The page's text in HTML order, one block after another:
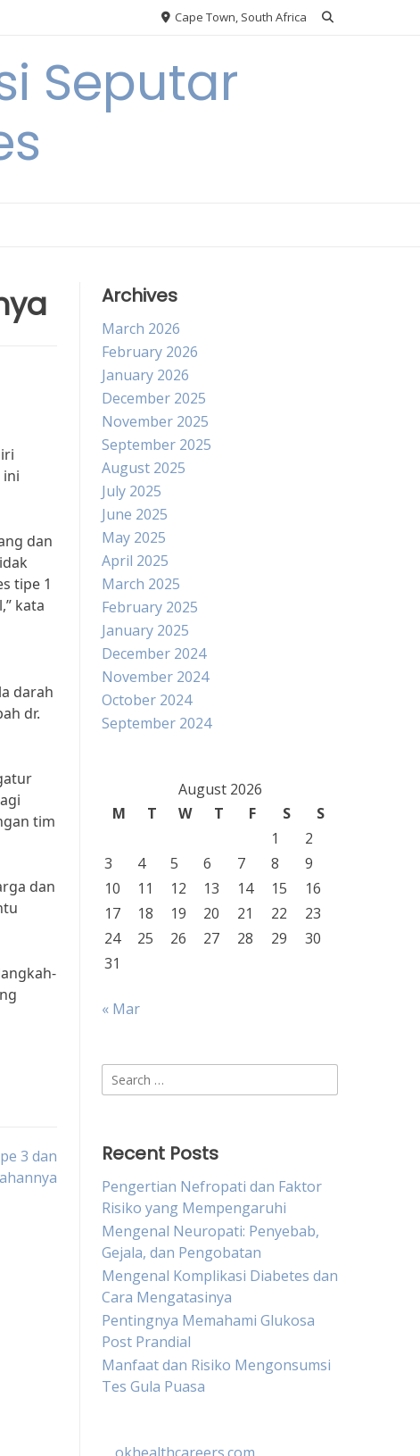
Cape Town, South Africa
Seputar
ini
dan
tipe 1
kata
darah
dr.
tim
dan
3 dan
Archives
March 2026
February 2026
January 2026
December 2025
November 2025
September 2025
August 2025
July 2025
June 2025
May 2025
April 2025
March 2025
February 2025
January 2025
December 2024
November 2024
October 2024
September 2024
August 2026
M
T W T F S
S
1
2
3
4 5 6 7 8
9
10
11 12 13 14 15
16
17
18 19 20 21 22
23
24
25 26 27 28 29
30
31
« Mar
Search
for:
Recent Posts
Pengertian Nefropati dan Faktor
Risiko yang Mempengaruhi
Mengenal Neuropati: Penyebab,
Gejala, dan Pengobatan
Mengenal Komplikasi Diabetes dan
Cara Mengatasinya
Pentingnya Memahami Glukosa
Post Prandial
Manfaat dan Risiko Mengonsumsi
Tes Gula Puasa